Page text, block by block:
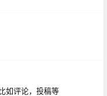
如评论，投稿等